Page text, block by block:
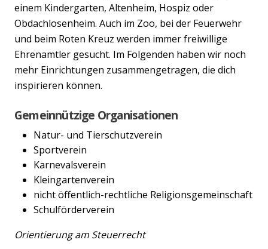
einem Kindergarten, Altenheim, Hospiz oder
Obdachlosenheim. Auch im Zoo, bei der Feuerwehr
und beim Roten Kreuz werden immer freiwillige
Ehrenamtler gesucht. Im Folgenden haben wir noch
mehr Einrichtungen zusammengetragen, die dich
inspirieren können.
Gemeinnützige Organisationen
Natur- und Tierschutzverein
Sportverein
Karnevalsverein
Kleingartenverein
nicht öffentlich-rechtliche Religionsgemeinschaft
Schulförderverein
Orientierung am Steuerrecht